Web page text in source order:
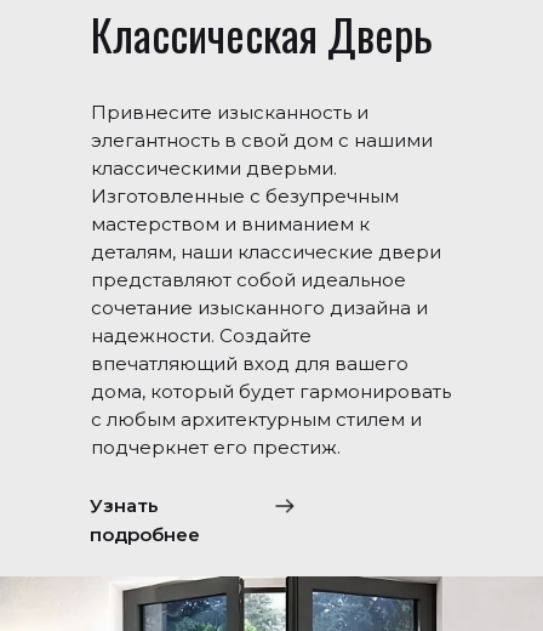
Классическая Дверь
Привнесите изысканность и
элегантность в свой дом с нашими
классическими дверьми.
Изготовленные с безупречным
мастерством и вниманием к
деталям, наши классические двери
представляют собой идеальное
сочетание изысканного дизайна и
надежности. Создайте
впечатляющий вход для вашего
дома, который будет гармонировать
с любым архитектурным стилем и
подчеркнет его престиж.
Узнать
подробнее